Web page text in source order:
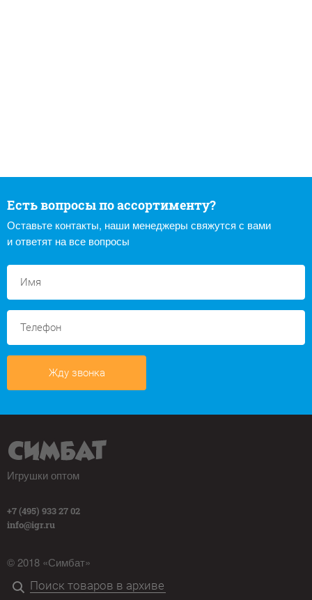
Есть вопросы по ассортименту?
Оставьте контакты, наши менеджеры свяжутся с вами
и ответят на все вопросы
Жду звонка
Игрушки оптом
+7 (495) 933 27 02
info@igr.ru
© 2018 «Симбат»